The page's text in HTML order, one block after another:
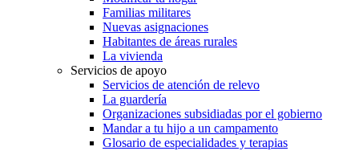
Familias militares
Nuevas asignaciones
Habitantes de áreas rurales
La vivienda
Servicios de apoyo
Servicios de atención de relevo
La guardería
Organizaciones subsidiadas por el gobierno
Mandar a tu hijo a un campamento
Glosario de especialidades y terapias